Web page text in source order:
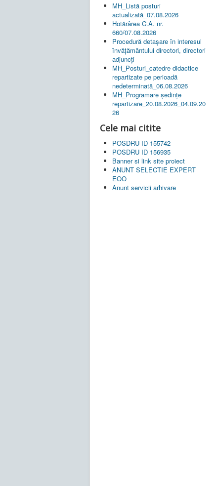
MH_Listă posturi
actualizată_07.08.2026
Hotărârea C.A. nr.
660/07.08.2026
Procedură detașare în interesul
învățământului directori, directori
adjuncți
MH_Posturi_catedre didactice
repartizate pe perioadă
nedeterminată_06.08.2026
MH_Programare ședințe
repartizare_20.08.2026_04.09.20
26
Cele mai citite
POSDRU ID 155742
POSDRU ID 156935
Banner si link site proiect
ANUNT SELECTIE EXPERT
EOO
Anunt servicii arhivare